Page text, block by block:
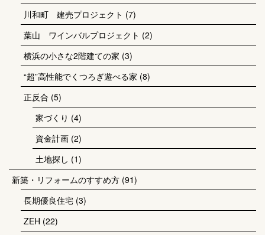
川和町 建売プロジェクト (7)
葉山 ワインバルプロジェクト (2)
横浜の小さな2階建ての家 (3)
“超”高性能でくつろぎ遊べる家 (8)
正反合 (5)
家づくり (4)
資金計画 (2)
土地探し (1)
新築・リフォームのすすめ方 (91)
長期優良住宅 (3)
ZEH (22)